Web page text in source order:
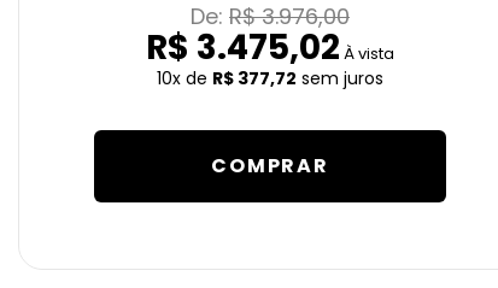
De: R$ 3.976,00
R$ 3.475,02 À vista
10x de R$ 377,72 sem juros
COMPRAR